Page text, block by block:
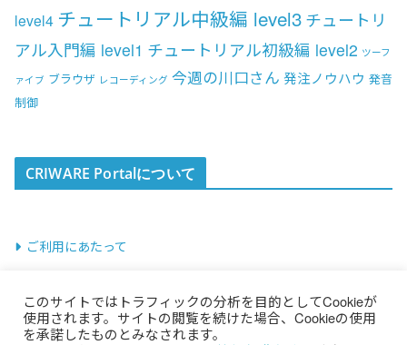
level4 チュートリアル中級編 level3 チュートリ
アル入門編 level1 チュートリアル初級編 level2 ツーフ
ァイブ ブラウザ レコーディング 今週の川口さん 発注ノウハウ 発音
制御
CRIWARE Portalについて
ご利用にあたって
このサイトではトラフィックの分析を目的としてCookieが
使用されます。サイトの閲覧を続けた場合、Cookieの使用
を承諾したものとみなされます。